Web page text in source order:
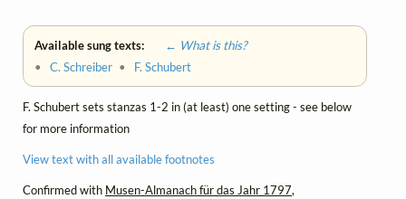
Available sung texts:
← What is this?
•C. Schreiber • F. Schubert
F. Schubert sets stanzas 1-2 in (at least) one setting - see below
for more information
View text with all available footnotes
Confirmed with Musen-Almanach für das Jahr 1797,